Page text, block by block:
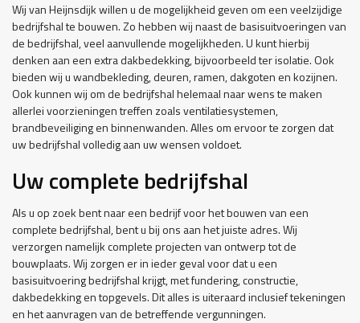
Wij van Heijnsdijk willen u de mogelijkheid geven om een veelzijdige
bedrijfshal te bouwen. Zo hebben wij naast de basisuitvoeringen van
de bedrijfshal, veel aanvullende mogelijkheden. U kunt hierbij
denken aan een extra dakbedekking, bijvoorbeeld ter isolatie. Ook
bieden wij u wandbekleding, deuren, ramen, dakgoten en kozijnen.
Ook kunnen wij om de bedrijfshal helemaal naar wens te maken
allerlei voorzieningen treffen zoals ventilatiesystemen,
brandbeveiliging en binnenwanden. Alles om ervoor te zorgen dat
uw bedrijfshal volledig aan uw wensen voldoet.
Uw complete bedrijfshal
Als u op zoek bent naar een bedrijf voor het bouwen van een
complete bedrijfshal, bent u bij ons aan het juiste adres. Wij
verzorgen namelijk complete projecten van ontwerp tot de
bouwplaats. Wij zorgen er in ieder geval voor dat u een
basisuitvoering bedrijfshal krijgt, met fundering, constructie,
dakbedekking en topgevels. Dit alles is uiteraard inclusief tekeningen
en het aanvragen van de betreffende vergunningen.